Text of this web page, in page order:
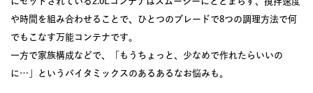
や時間を組み合わせることで、ひとつのブレードで8つの調理方法で何
でもこなす万能コンテナです。
一方で家族構成などで、「もうちょっと、少なめで作れたらいいの
に…」というバイタミックスのあるあるなお悩みも。